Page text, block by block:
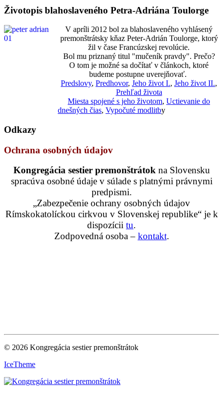
Životopis blahoslaveného Petra-Adriána Toulorge
V apríli 2012 bol za blahoslaveného vyhlásený
premonštrátsky kňaz Peter-Adrián Toulorge, ktorý
žil v čase Francúzskej revolúcie.
Bol mu priznaný titul "mučeník pravdy". Prečo?
O tom je možné sa dočítať v článkoch, ktoré
budeme postupne uverejňovať.
Predslovy, Predhovor, Jeho život I., Jeho život II.,
Prehľad života
Miesta spojené s jeho životom, Uctievanie do
dnešných čias, Vypočuté modlitby
Odkazy
Ochrana osobných údajov
Kongregácia sestier premonštrátok na Slovensku
spracúva osobné údaje v súlade s platnými právnymi
predpismi.
„Zabezpečenie ochrany osobných údajov
Rímskokatolíckou cirkvou v Slovenskej republike“ je k
dispozícii tu.
Zodpovedná osoba – kontakt.
© 2026 Kongregácia sestier premonštrátok
IceTheme